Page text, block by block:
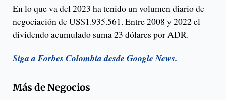
En lo que va del 2023 ha tenido un volumen diario de
negociación de US$1.935.561. Entre 2008 y 2022 el
dividendo acumulado suma 23 dólares por ADR.
Siga a Forbes Colombia desde Google News.
Más deNegocios